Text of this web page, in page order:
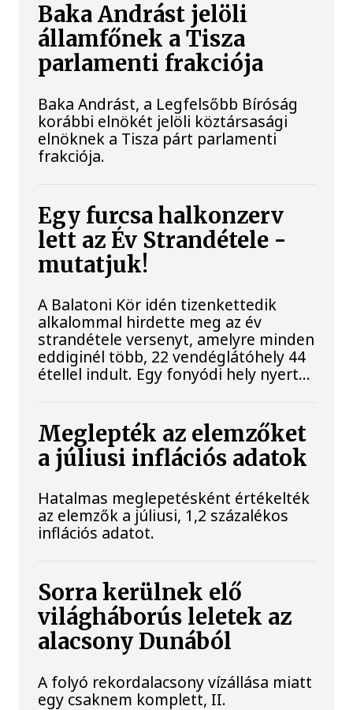
Baka Andrást jelöli
államfőnek a Tisza
parlamenti frakciója
Baka Andrást, a Legfelsőbb Bíróság
korábbi elnökét jelöli köztársasági
elnöknek a Tisza párt parlamenti
frakciója.
Egy furcsa halkonzerv
lett az Év Strandétele -
mutatjuk!
A Balatoni Kör idén tizenkettedik
alkalommal hirdette meg az év
strandétele versenyt, amelyre minden
eddiginél több, 22 vendéglátóhely 44
étellel indult. Egy fonyódi hely nyert...
Meglepték az elemzőket
a júliusi inflációs adatok
Hatalmas meglepetésként értékelték
az elemzők a júliusi, 1,2 százalékos
inflációs adatot.
Sorra kerülnek elő
világháborús leletek az
alacsony Dunából
A folyó rekordalacsony vízállása miatt
egy csaknem komplett, II.